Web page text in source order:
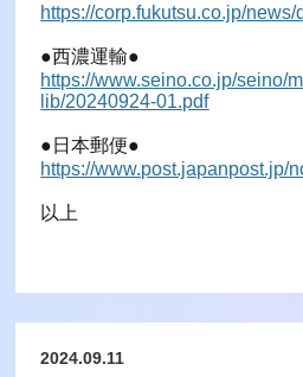
https://corp.fukutsu.co.jp/
●西濃運輸●
https://www.seino.co.jp/seino/
lib/20240924-01.pdf
●日本郵便●
https://www.post.japanpost.jp/
以上
2024.09.11